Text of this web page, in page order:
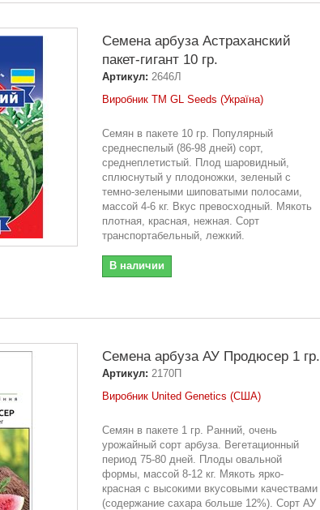
Семена арбуза Астраханский
пакет-гигант 10 гр.
Артикул: 2646Л
Виробник ТМ GL Seeds (Україна)
Семян в пакете 10 гр. Популярный
среднеспелый (86-98 дней) сорт,
среднеплетистый. Плод шаровидный,
сплюснутый у плодоножки, зеленый с
темно-зелеными шиповатыми полосами,
массой 4-6 кг. Вкус превосходный. Мякоть
плотная, красная, нежная. Сорт
транспортабельный, лежкий.
В наличии
Семена арбуза АУ Продюсер 1 гр.
Артикул: 2170П
Виробник United Genetics (США)
Семян в пакете 1 гр. Ранний, очень
урожайный сорт арбуза. Вегетационный
период 75-80 дней. Плоды овальной
формы, массой 8-12 кг. Мякоть ярко-
красная с высокими вкусовыми качествами
(содержание сахара больше 12%). Сорт АУ